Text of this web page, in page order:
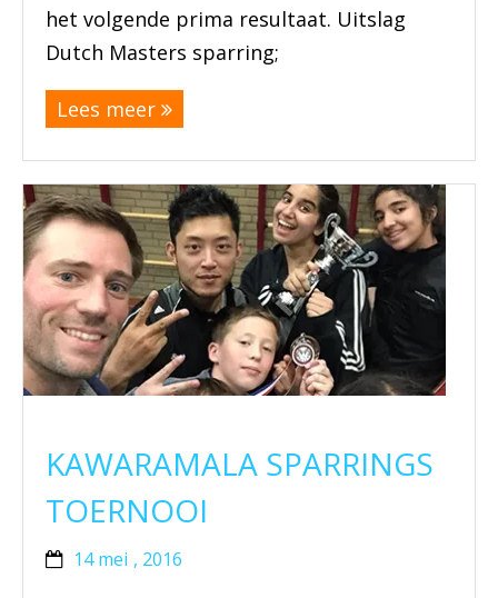
het volgende prima resultaat. Uitslag
Dutch Masters sparring;
Lees meer
KAWARAMALA SPARRINGS
TOERNOOI
14 mei , 2016